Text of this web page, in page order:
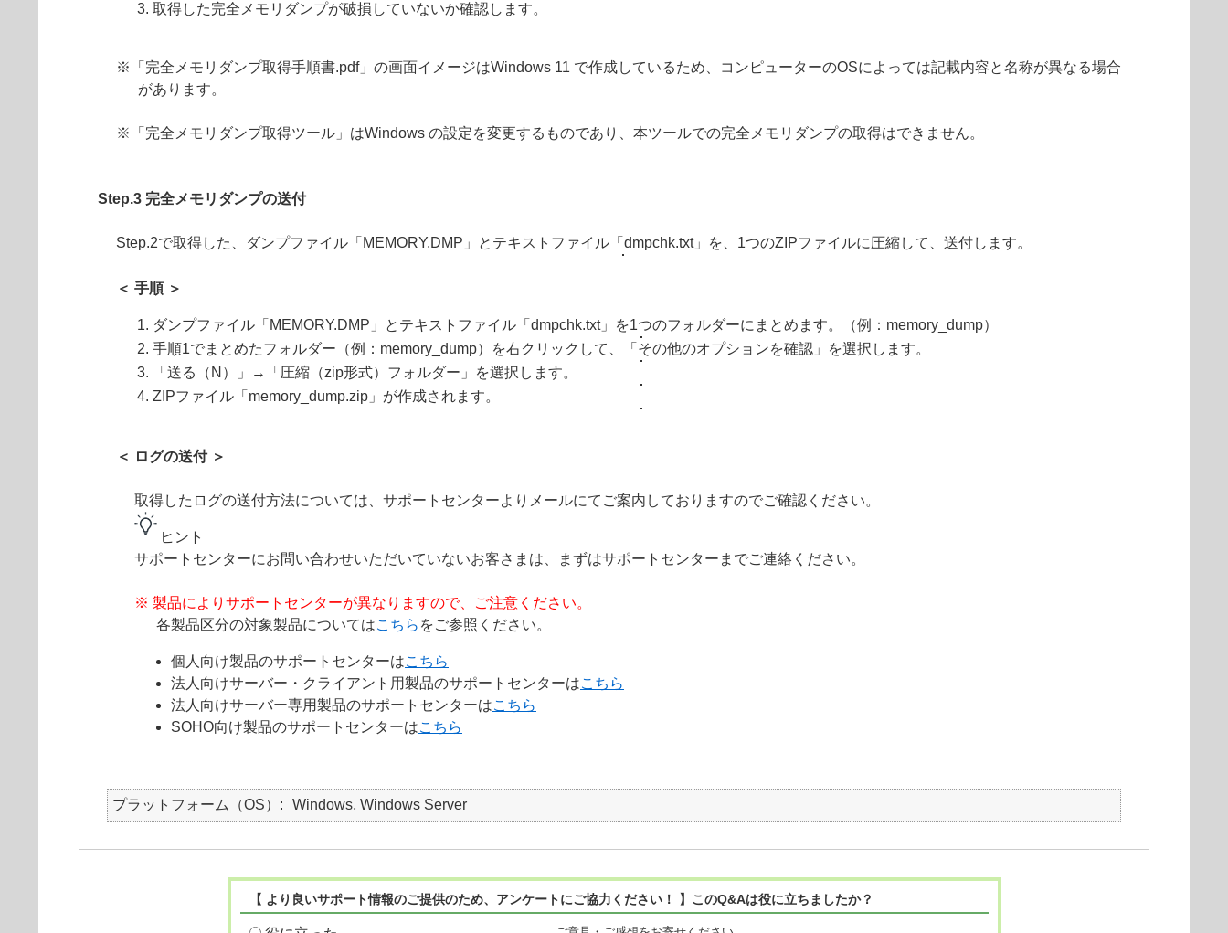
取得した完全メモリダンプが破損していないか確認します。
※「完全メモリダンプ取得手順書.pdf」の画面イメージはWindows 11 で作成しているため、コンピューターのOSによっては記載内容と名称が異なる場合
があります。
※「完全メモリダンプ取得ツール」はWindows の設定を変更するものであり、本ツールでの完全メモリダンプの取得はできません。
Step.3 完全メモリダンプの送付
Step.2で取得した、ダンプファイル「MEMORY.DMP」とテキストファイル「dmpchk.txt」を、1つのZIPファイルに圧縮して、送付します。
＜ 手順 ＞
ダンプファイル「MEMORY.DMP」とテキストファイル「dmpchk.txt」を1つのフォルダーにまとめます。（例：memory_dump）
手順1でまとめたフォルダー（例：memory_dump）を右クリックして、「その他のオプションを確認」を選択します。
「送る（N）」→「圧縮（zip形式）フォルダー」を選択します。
ZIPファイル「memory_dump.zip」が作成されます。
＜ ログの送付 ＞
取得したログの送付方法については、サポートセンターよりメールにてご案内しておりますのでご確認ください。
ヒント
サポートセンターにお問い合わせいただいていないお客さまは、まずはサポートセンターまでご連絡ください。
※ 製品によりサポートセンターが異なりますので、ご注意ください。
各製品区分の対象製品についてはこちら をご参照ください。
個人向け製品のサポートセンターはこちら
法人向けサーバー・クライアント用製品のサポートセンターはこちら
法人向けサーバー専用製品のサポートセンターはこちら
SOHO向け製品のサポートセンターはこちら
プラットフォーム（OS） Windows, Windows Server
【 より良いサポート情報のご提供のため、アンケートにご協力ください！ 】このQ&Aは役に立ちましたか？